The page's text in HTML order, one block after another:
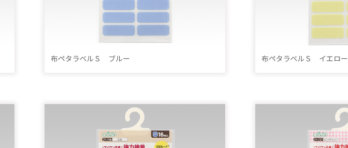
布ペタラベルＳ ブルー 布ペタラベルＳ イエロー